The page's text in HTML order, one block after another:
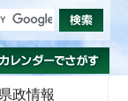
でさがす
県政情報